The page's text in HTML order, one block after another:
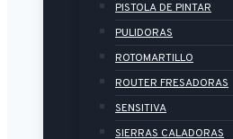
PISTOLA DE PINTAR
PULIDORAS
ROTOMARTILLO
ROUTER FRESADORAS
SENSITIVA
SIERRAS CALADORAS